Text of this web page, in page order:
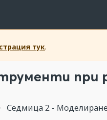
тук.
при
Седмица 2 - Моделиране